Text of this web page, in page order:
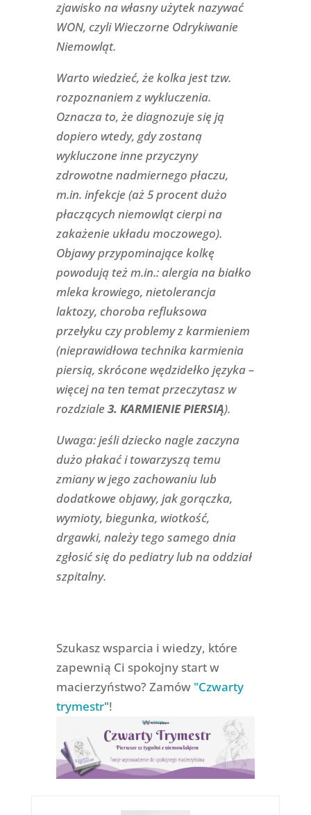
zjawisko na własny użytek nazywać
WON, czyli Wieczorne Odrykiwanie
Niemowląt.
Warto wiedzieć, że kolka jest tzw.
rozpoznaniem z wykluczenia.
Oznacza to, że diagnozuje się ją
dopiero wtedy, gdy zostaną
wykluczone inne przyczyny
zdrowotne nadmiernego płaczu,
m.in. infekcje (aż 5 procent dużo
płaczących niemowląt cierpi na
zakażenie układu moczowego).
Objawy przypominające kolkę
powodują też m.in.: alergia na białko
mleka krowiego, nietolerancja
laktozy, choroba refluksowa
przełyku czy problemy z karmieniem
(nieprawidłowa technika karmienia
piersią, skrócone wędzidełko języka –
więcej na ten temat przeczytasz w
rozdziale 3. KARMIENIE PIERSIĄ).
Uwaga: jeśli dziecko nagle zaczyna
dużo płakać i towarzyszą temu
zmiany w jego zachowaniu lub
dodatkowe objawy, jak gorączka,
wymioty, biegunka, wiotkość,
drgawki, należy tego samego dnia
zgłosić się do pediatry lub na oddział
szpitalny.
Szukasz wsparcia i wiedzy, które
zapewnią Ci spokojny start w
macierzyństwo? Zamów "Czwarty
trymestr"!